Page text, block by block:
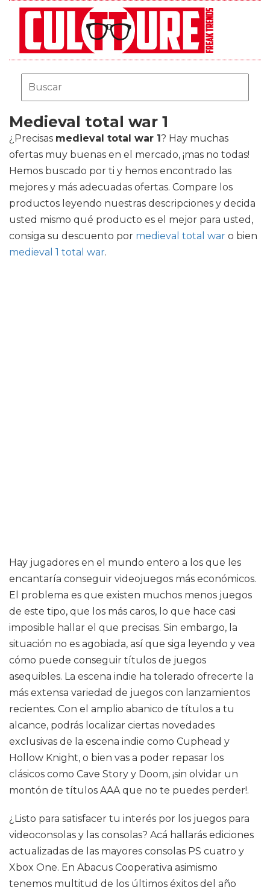
Medieval total war 1
¿Precisas medieval total war 1? Hay muchas
ofertas muy buenas en el mercado, ¡mas no todas!
Hemos buscado por ti y hemos encontrado las
mejores y más adecuadas ofertas. Compare los
productos leyendo nuestras descripciones y decida
usted mismo qué producto es el mejor para usted,
consiga su descuento por medieval total war o bien
medieval 1 total war.
Hay jugadores en el mundo entero a los que les
encantaría conseguir videojuegos más económicos.
El problema es que existen muchos menos juegos
de este tipo, que los más caros, lo que hace casi
imposible hallar el que precisas. Sin embargo, la
situación no es agobiada, así que siga leyendo y vea
cómo puede conseguir títulos de juegos
asequibles. La escena indie ha tolerado ofrecerte la
más extensa variedad de juegos con lanzamientos
recientes. Con el amplio abanico de títulos a tu
alcance, podrás localizar ciertas novedades
exclusivas de la escena indie como Cuphead y
Hollow Knight, o bien vas a poder repasar los
clásicos como Cave Story y Doom, ¡sin olvidar un
montón de títulos AAA que no te puedes perder!.
¿Listo para satisfacer tu interés por los juegos para
videoconsolas y las consolas? Acá hallarás ediciones
actualizadas de las mayores consolas PS cuatro y
Xbox One. En Abacus Cooperativa asimismo
tenemos multitud de los últimos éxitos del año